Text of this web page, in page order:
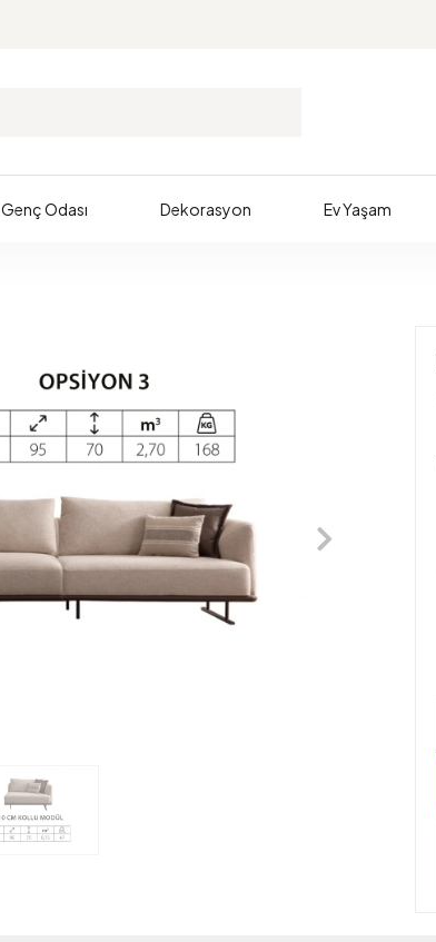
Genç Odası Dekorasyon Ev Yaşam